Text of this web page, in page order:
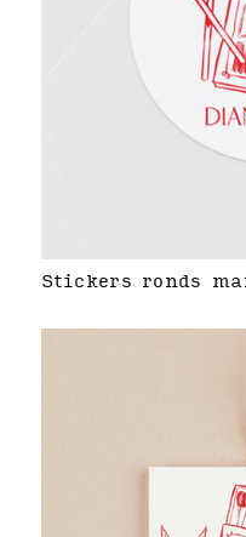
Stickers ronds